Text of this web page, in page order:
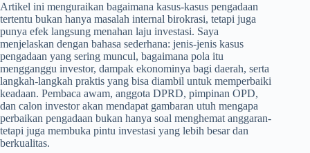
Artikel ini menguraikan bagaimana kasus-kasus pengadaan
tertentu bukan hanya masalah internal birokrasi, tetapi juga
punya efek langsung menahan laju investasi. Saya
menjelaskan dengan bahasa sederhana: jenis-jenis kasus
pengadaan yang sering muncul, bagaimana pola itu
mengganggu investor, dampak ekonominya bagi daerah, serta
langkah-langkah praktis yang bisa diambil untuk memperbaiki
keadaan. Pembaca awam, anggota DPRD, pimpinan OPD,
dan calon investor akan mendapat gambaran utuh mengapa
perbaikan pengadaan bukan hanya soal menghemat anggaran-
tetapi juga membuka pintu investasi yang lebih besar dan
berkualitas.